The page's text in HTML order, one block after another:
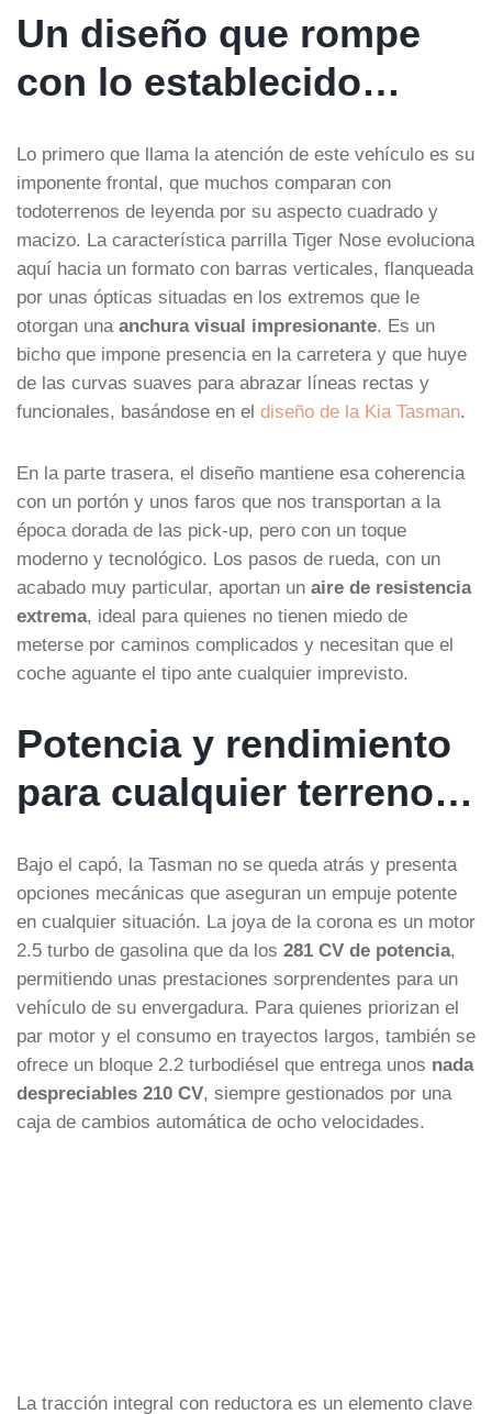
Un diseño que rompe
con lo establecido…
Lo primero que llama la atención de este vehículo es su
imponente frontal, que muchos comparan con
todoterrenos de leyenda por su aspecto cuadrado y
macizo. La característica parrilla Tiger Nose evoluciona
aquí hacia un formato con barras verticales, flanqueada
por unas ópticas situadas en los extremos que le
otorgan una anchura visual impresionante. Es un
bicho que impone presencia en la carretera y que huye
de las curvas suaves para abrazar líneas rectas y
funcionales, basándose en el diseño de la Kia Tasman.
En la parte trasera, el diseño mantiene esa coherencia
con un portón y unos faros que nos transportan a la
época dorada de las pick-up, pero con un toque
moderno y tecnológico. Los pasos de rueda, con un
acabado muy particular, aportan un aire de resistencia
extrema, ideal para quienes no tienen miedo de
meterse por caminos complicados y necesitan que el
coche aguante el tipo ante cualquier imprevisto.
Potencia y rendimiento
para cualquier terreno…
Bajo el capó, la Tasman no se queda atrás y presenta
opciones mecánicas que aseguran un empuje potente
en cualquier situación. La joya de la corona es un motor
2.5 turbo de gasolina que da los 281 CV de potencia,
permitiendo unas prestaciones sorprendentes para un
vehículo de su envergadura. Para quienes priorizan el
par motor y el consumo en trayectos largos, también se
ofrece un bloque 2.2 turbodiésel que entrega unos nada
despreciables 210 CV, siempre gestionados por una
caja de cambios automática de ocho velocidades.
La tracción integral con reductora es un elemento clave